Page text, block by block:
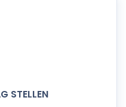
STELLEN